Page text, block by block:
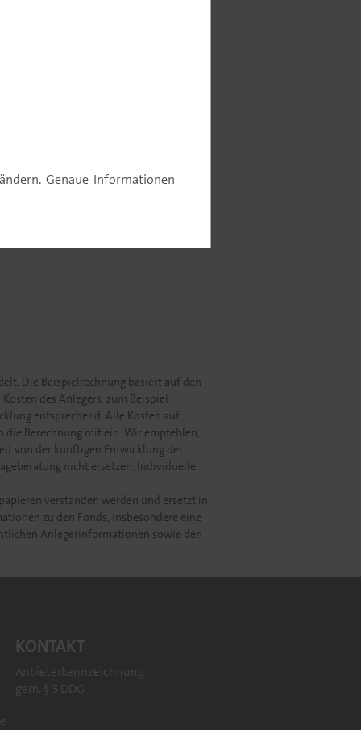
Genaue Informationen
Die Beispielrechnung basiert auf den
des Anlegers, zum Beispiel
entsprechend. Alle Kosten auf
die Berechnung mit ein. Wir empfehlen,
von der künftigen Entwicklung der
nicht ersetzen. Individuelle
verstanden werden und ersetzt in
zu den Fonds, insbesondere eine
Anlegerinformationen sowie den
KONTAKT
Anbieterkennzeichnung
gem. § 5 DDG